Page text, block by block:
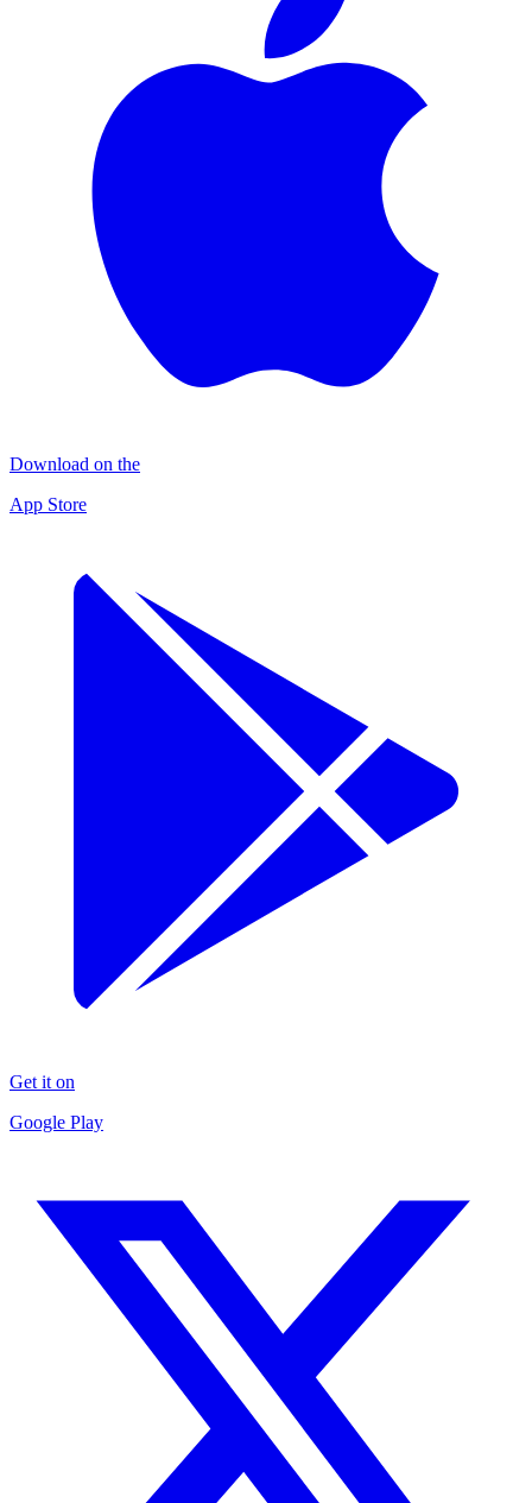
Download on the
App Store
Get it on
Google Play